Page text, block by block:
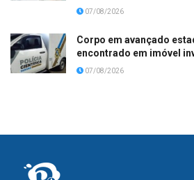
07/08/2026
Corpo em avançado
encontrado em imóvel
07/08/2026